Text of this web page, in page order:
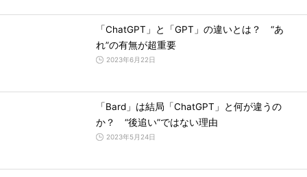
「ChatGPT」と「GPT」の違いとは？ “あ
れ”の有無が超重要
2023年6月22日
「Bard」は結局「ChatGPT」と何が違うの
か？ “後追い”ではない理由
2023年5月24日